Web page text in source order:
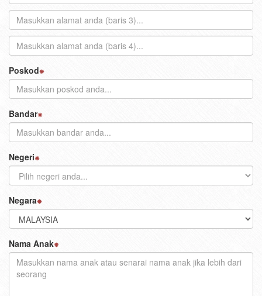
Poskod
Bandar
Negeri
Negara
Nama Anak